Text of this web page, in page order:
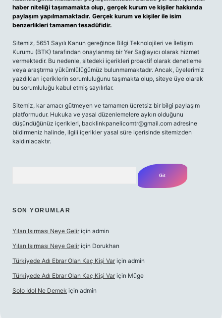
haber niteliği taşımamakta olup, gerçek kurum ve kişiler hakkında
paylaşım yapılmamaktadır. Gerçek kurum ve kişiler ile isim
benzerlikleri tamamen tesadüfidir.
Sitemiz, 5651 Sayılı Kanun gereğince Bilgi Teknolojileri ve İletişim
Kurumu (BTK) tarafından onaylanmış bir Yer Sağlayıcı olarak hizmet
vermektedir. Bu nedenle, sitedeki içerikleri proaktif olarak denetleme
veya araştırma yükümlülüğümüz bulunmamaktadır. Ancak, üyelerimiz
yazdıkları içeriklerin sorumluluğunu taşımakta olup, siteye üye olarak
bu sorumluluğu kabul etmiş sayılırlar.
Sitemiz, kar amacı gütmeyen ve tamamen ücretsiz bir bilgi paylaşım
platformudur. Hukuka ve yasal düzenlemelere aykırı olduğunu
düşündüğünüz içerikleri, backlinkpanelicomtr@gmail.com adresine
bildirmeniz halinde, ilgili içerikler yasal süre içerisinde sitemizden
kaldırılacaktır.
SON YORUMLAR
Yılan Isırması Neye Gelir için admin
Yılan Isırması Neye Gelir için Dorukhan
Türkiyede Adı Ebrar Olan Kaç Kişi Var için admin
Türkiyede Adı Ebrar Olan Kaç Kişi Var için Müge
Solo Idol Ne Demek için admin